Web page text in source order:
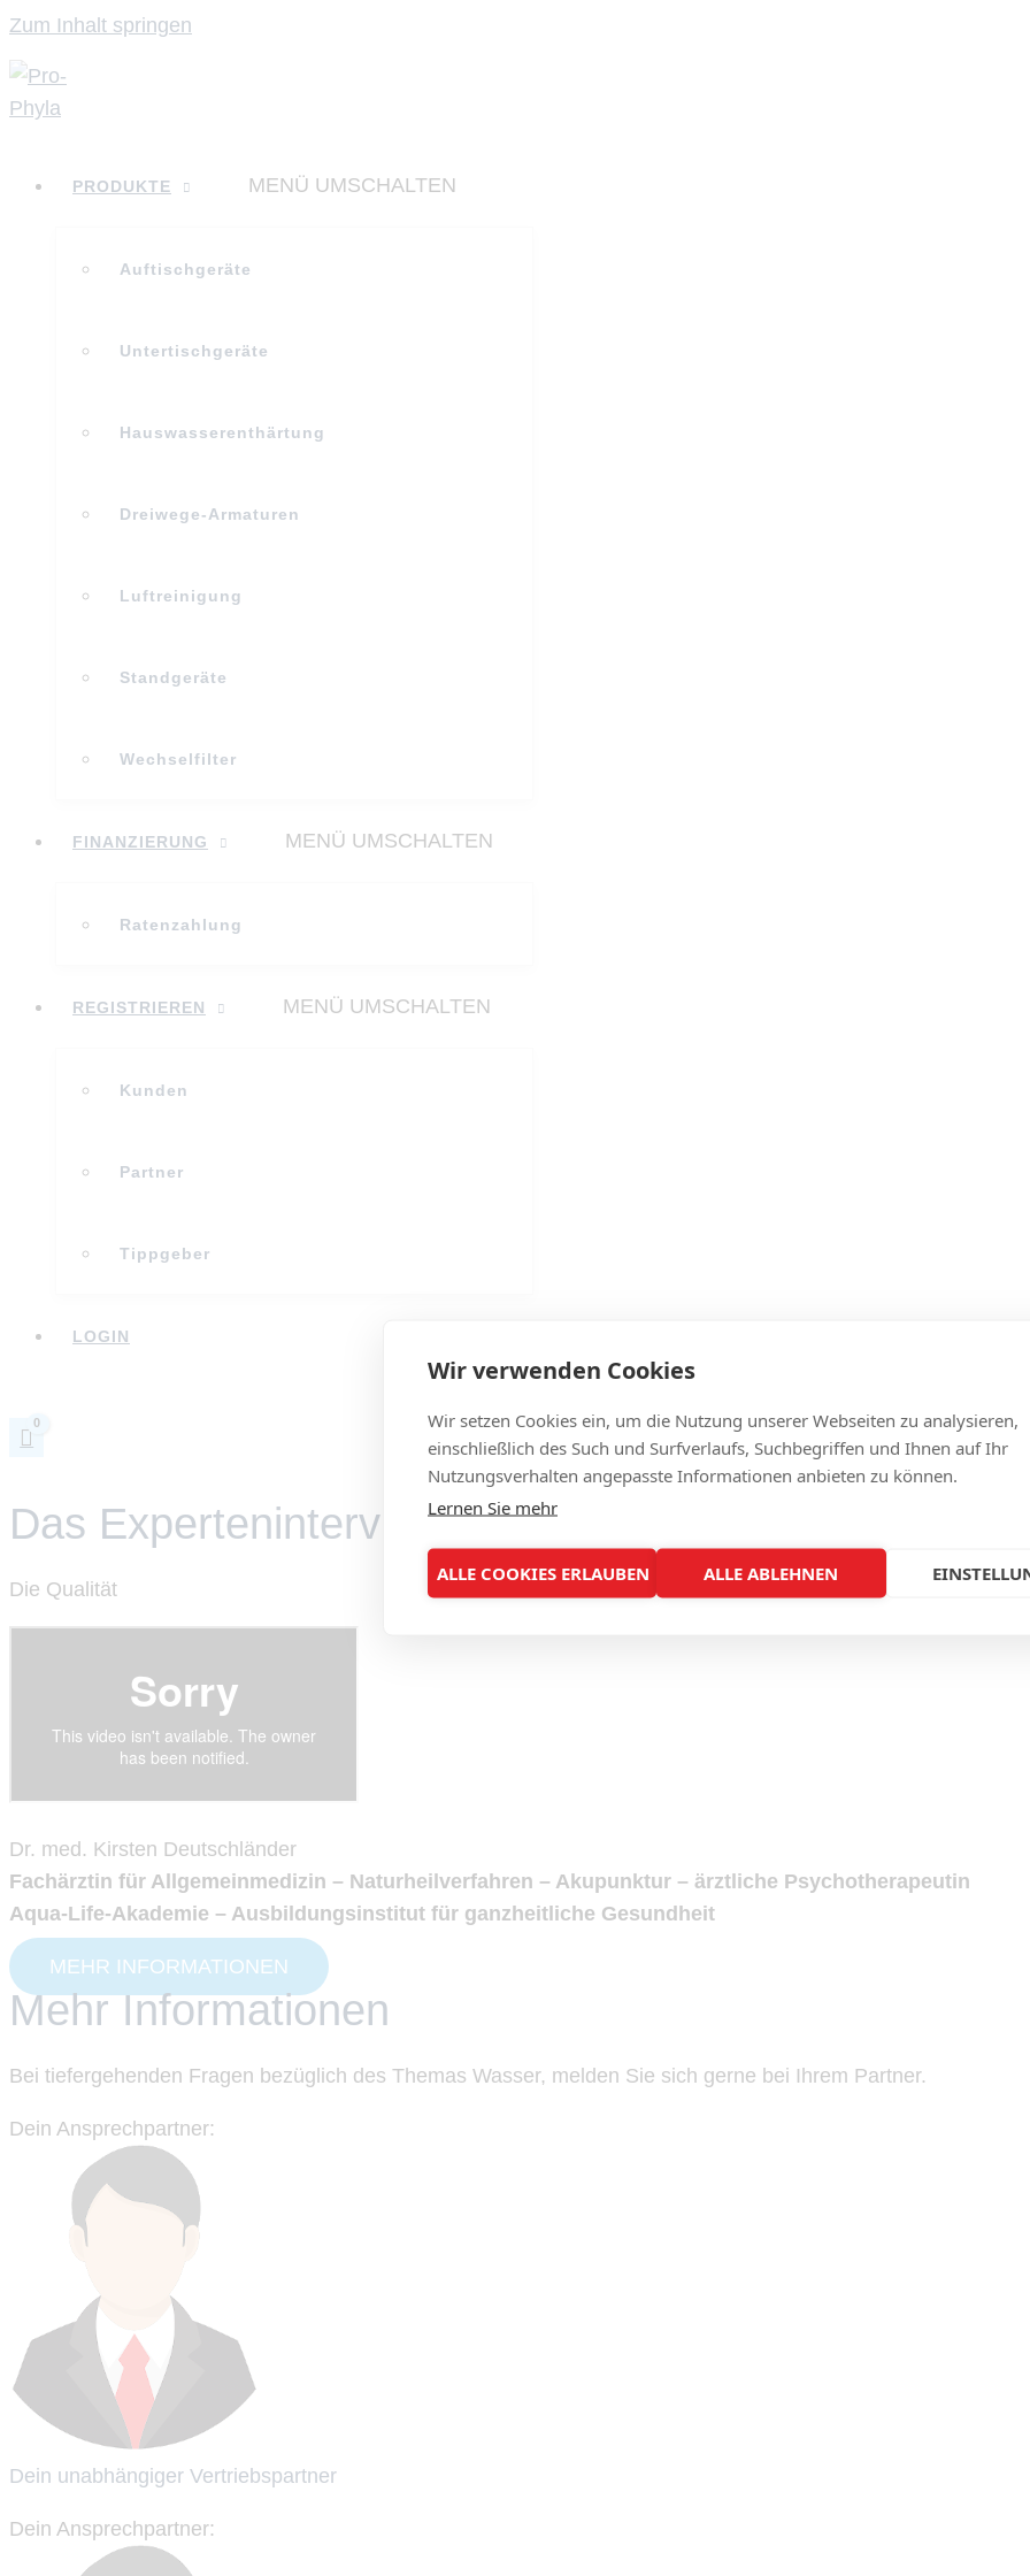
Wir verwenden Cookies
Wir setzen Cookies ein, um die Nutzung unserer Webseiten zu analysieren,
einschließlich des Such und Surfverlaufs, Suchbegriffen und Ihnen auf Ihr
Nutzungsverhalten angepasste Informationen anbieten zu können.
Lernen Sie mehr
ALLE COOKIES ERLAUBEN ALLE ABLEHNEN
Zum Inhalt springen
PRODUKTE MENÜ UMSCHALTEN
Auftischgeräte
Untertischgeräte
Hauswasserenthärtung
Dreiwege-Armaturen
Luftreinigung
Standgeräte
Wechselfilter
FINANZIERUNG MENÜ UMSCHALTEN
Ratenzahlung
REGISTRIEREN MENÜ UMSCHALTEN
Kunden
Partner
Tippgeber
LOGIN
Das Experteninterview
Die Qualität
Dr. med. Kirsten Deutschländer
Fachärztin für Allgemeinmedizin – Naturheilverfahren – Akupunktur – ärztliche Psychotherapeutin
Aqua-Life-Akademie – Ausbildungsinstitut für ganzheitliche Gesundheit
MEHR INFORMATIONEN
Mehr Informationen
Bei tiefergehenden Fragen bezüglich des Themas Wasser, melden Sie sich gerne bei Ihrem Partner.
Dein Ansprechpartner:
Dein unabhängiger Vertriebspartner
Dein Ansprechpartner: